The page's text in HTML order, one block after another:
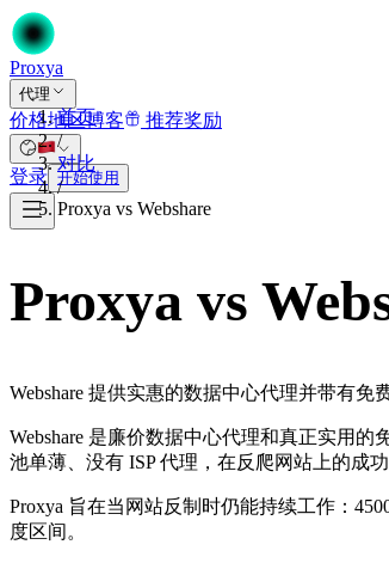
Proxya
代理
价格地区博客 推荐奖励
登录 开始使用
首页
/
对比
/
Proxya vs Webshare
Proxya vs
Webshare 提供实惠的数据中心代理并带有免
Webshare 是廉价数据中心代理和真正实用
池单薄、没有 ISP 代理，在反爬网站上的成功
Proxya 旨在当网站反制时仍能持续工作：
度区间。